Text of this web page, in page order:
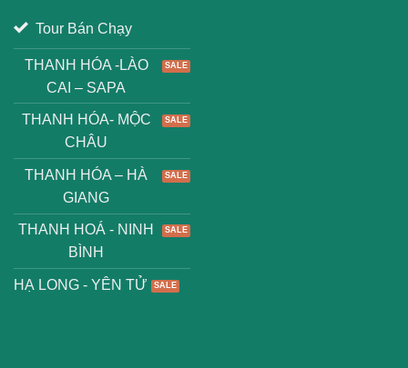
Tour Bán Chạy
THANH HÓA -LÀO
CAI – SAPA
THANH HÓA- MỘC
CHÂU
THANH HÓA – HÀ
GIANG
THANH HOÁ - NINH
BÌNH
HẠ LONG - YÊN TỬ